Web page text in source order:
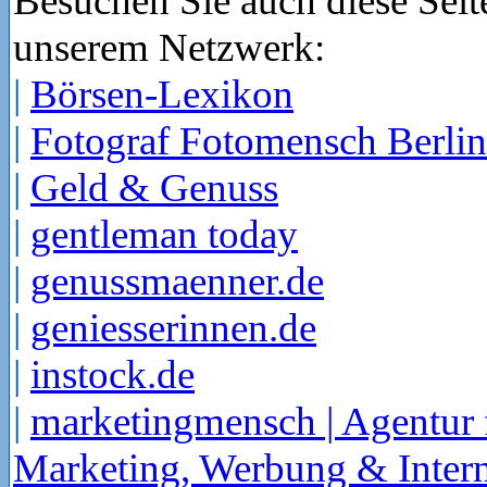
unserem Netzwerk:
| Börsen-Lexikon
| Fotograf Fotomensch Berlin
| Geld & Genuss
| gentleman today
| genussmaenner.de
| geniesserinnen.de
| instock.de
| marketingmensch | Agentur
Marketing, Werbung &